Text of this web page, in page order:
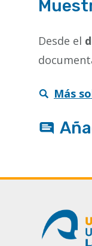
Desde el
Más